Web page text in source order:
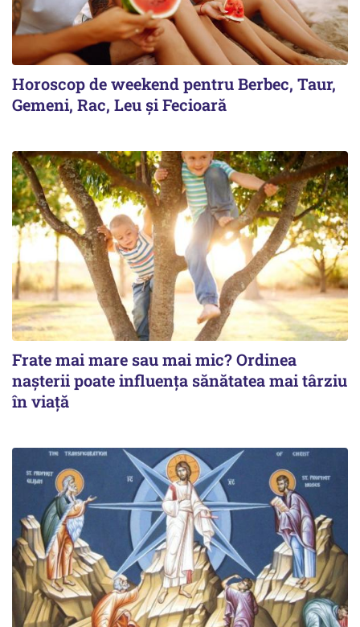
Horoscop de weekend pentru Berbec, Taur,
Gemeni, Rac, Leu și Fecioară
Frate mai mare sau mai mic? Ordinea
nașterii poate influența sănătatea mai târziu
în viață